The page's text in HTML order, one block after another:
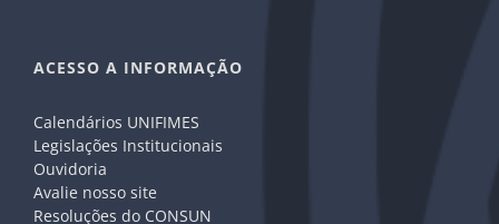
ACESSO A INFORMAÇÃO
Calendários UNIFIMES
Legislações Institucionais
Ouvidoria
Avalie nosso site
Resoluções do CONSUN